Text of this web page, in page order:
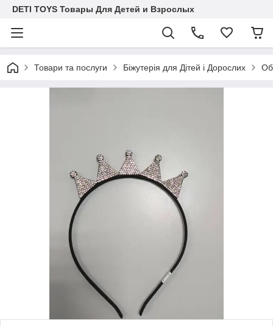
DETI TOYS Товары Для Детей и Взрослых
Товари та послуги Біжутерія для Дітей і Дорослих